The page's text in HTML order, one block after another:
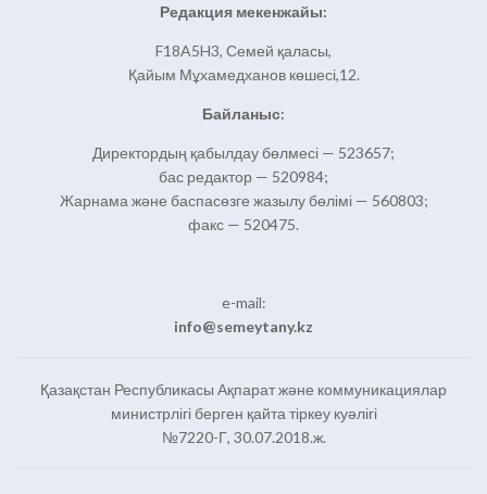
Редакция мекенжайы:
F18A5H3, Семей қаласы,
Қайым Мұхамедханов көшесі,12.
Байланыс:
Директордың қабылдау бөлмесі — 523657;
бас редактор — 520984;
Жарнама және баспасөзге жазылу бөлімі — 560803;
факс — 520475.
e-mail:
info@semeytany.kz
Қазақстан Республикасы Ақпарат және коммуникациялар
министрлігі берген қайта тіркеу куәлігі
№7220-Г, 30.07.2018.ж.